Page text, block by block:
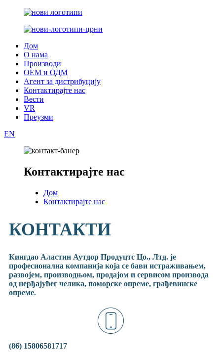
Дом
О нама
Производи
ОЕМ и ОДМ
Агент за дистрибуцију
Контактирајте нас
Вести
VR
Преузми
EN
Контактирајте нас
Дом
Контактирајте нас
КОНТАКТИ
Кингдао Аластин Аутдор Продуцтс Цо., Лтд. је
професионална компанија која се бави истраживањем,
развојем, производњом, продајом и сервисом производа
од нерђајућег челика, поморске опреме, грађевинске
опреме.
(86) 15806581717